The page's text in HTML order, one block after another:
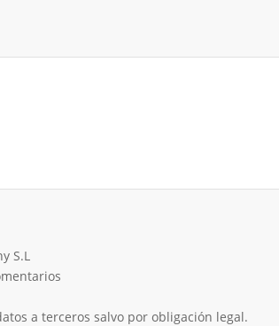
S.L
a terceros salvo por obligación legal.